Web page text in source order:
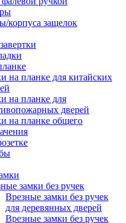
корпуса защелок
на планке для китайских
на планке для
дверей
на планке общего
замки без ручек
Врезные замки без ручек
для деревянных дверей
Врезные замки без ручек